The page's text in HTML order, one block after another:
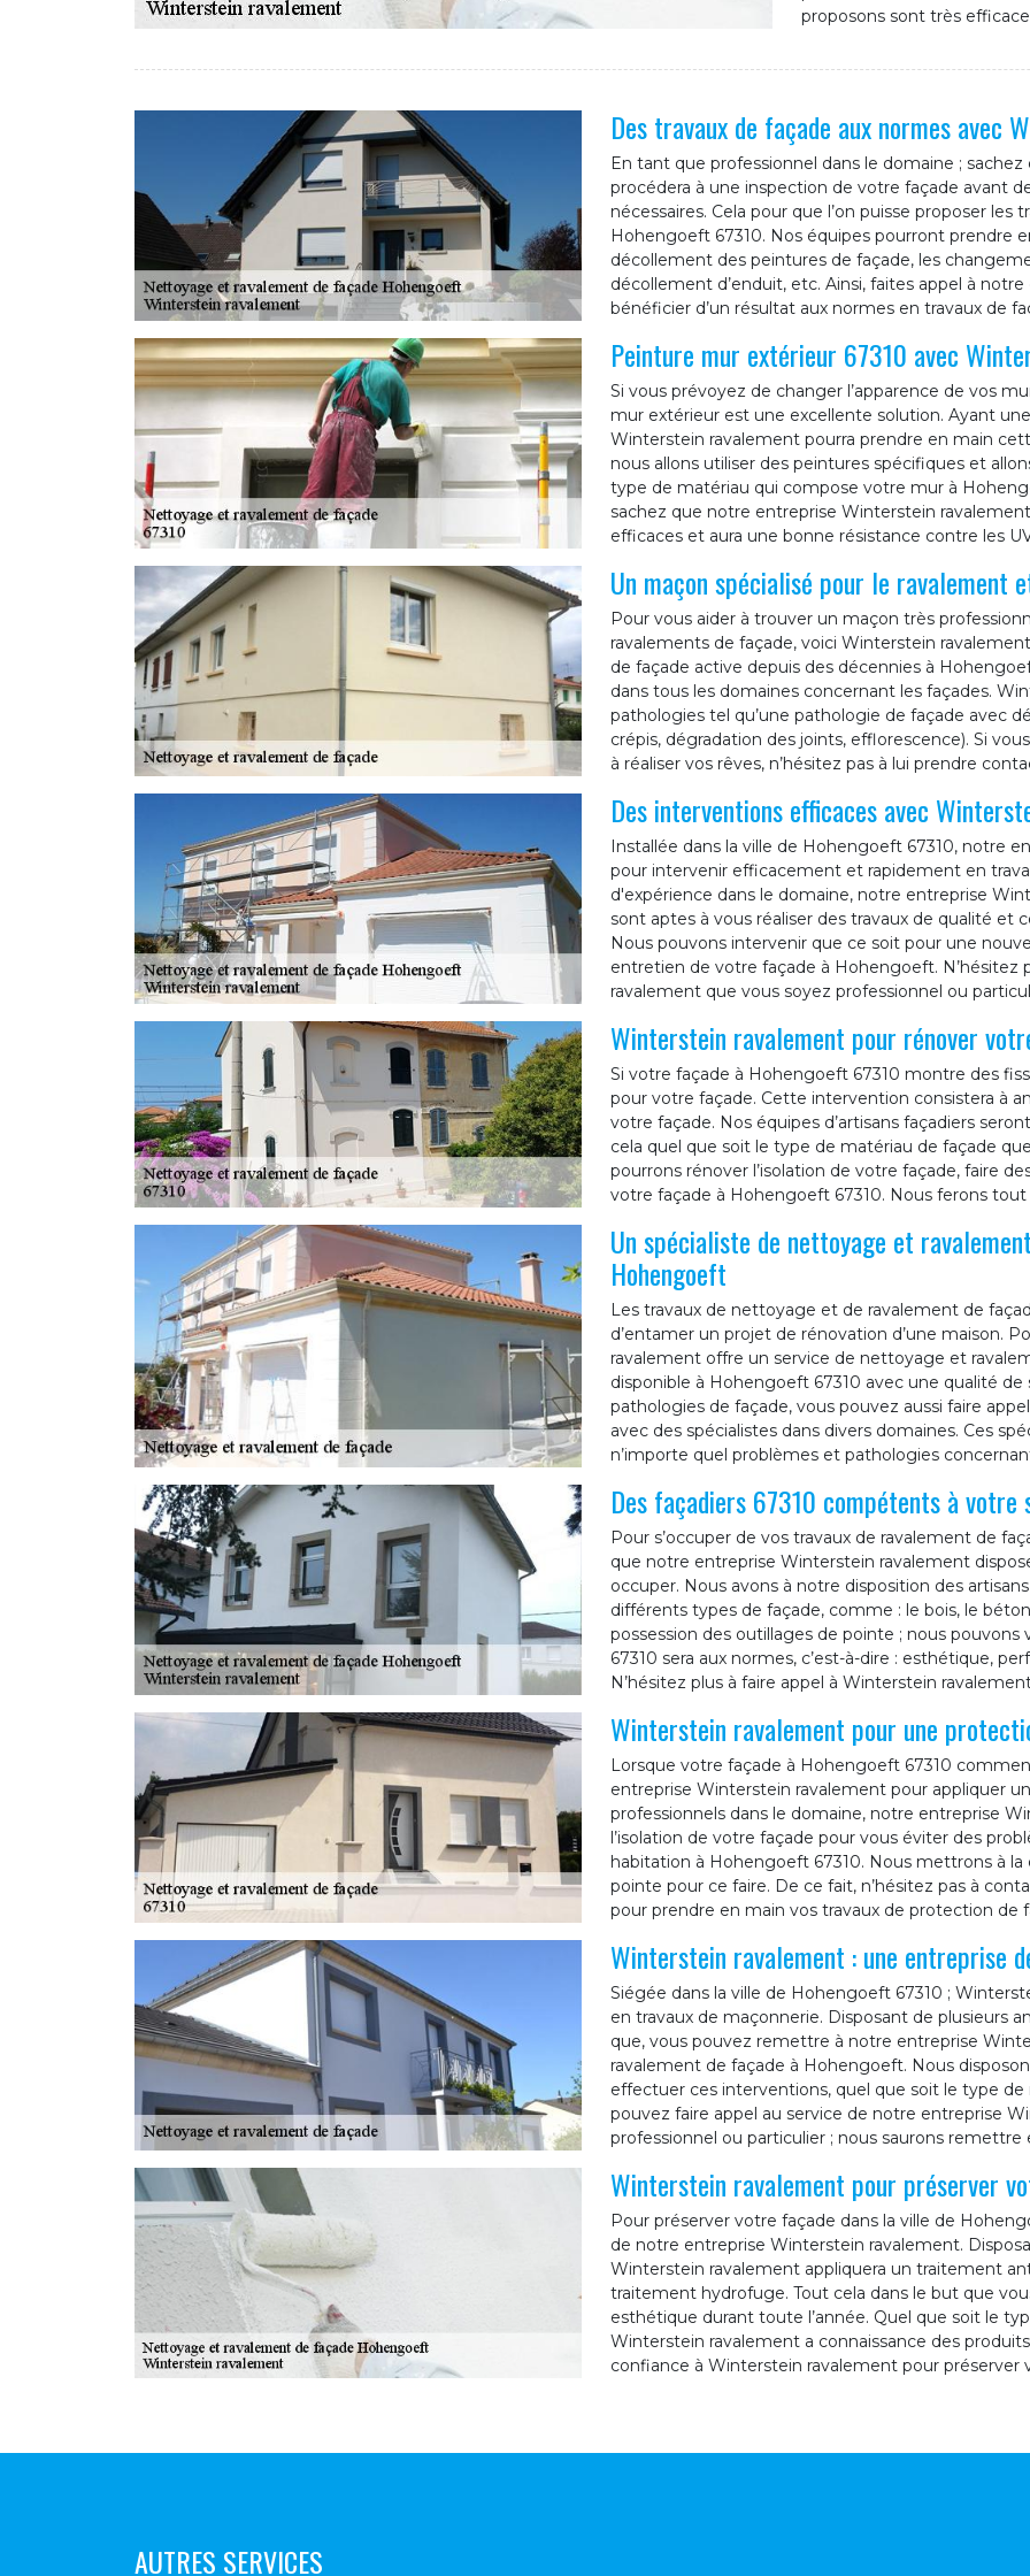
proposons sont très
Des travaux de façade aux normes avec
En tant que professionnel dans le domaine ;
procédera à une inspection de votre façade avant
nécessaires. Cela pour que l’on puisse proposer
Hohengoeft 67310. Nos équipes pourront prendre
décollement des peintures de façade, les
décollement d’enduit, etc. Ainsi, faites appel à
bénéficier d’un résultat aux normes en travaux de
Peinture mur extérieur 67310 avec
Si vous prévoyez de changer l’apparence de vos
mur extérieur est une excellente solution. Ayant
Winterstein ravalement pourra prendre en main
nous allons utiliser des peintures spécifiques et
type de matériau qui compose votre mur à
sachez que notre entreprise Winterstein
efficaces et aura une bonne résistance contre les
Un maçon spécialisé pour le
Pour vous aider à trouver un maçon très
ravalements de façade, voici Winterstein
de façade active depuis des décennies à
dans tous les domaines concernant les façades.
pathologies tel qu’une pathologie de façade avec
crépis, dégradation des joints, efflorescence). Si
à réaliser vos rêves, n’hésitez pas à lui prendre
Des interventions efficaces avec
Installée dans la ville de Hohengoeft 67310, notre
pour intervenir efficacement et rapidement en
d'expérience dans le domaine, notre entreprise
sont aptes à vous réaliser des travaux de qualité
Nous pouvons intervenir que ce soit pour une
entretien de votre façade à Hohengoeft. N’hésitez
ravalement que vous soyez professionnel ou
Winterstein ravalement pour rénover
Si votre façade à Hohengoeft 67310 montre des
pour votre façade. Cette intervention consistera à
votre façade. Nos équipes d’artisans façadiers
cela quel que soit le type de matériau de façade
pourrons rénover l’isolation de votre façade, faire
votre façade à Hohengoeft 67310. Nous ferons
Un spécialiste de nettoyage et
Hohengoeft
Les travaux de nettoyage et de ravalement de
d’entamer un projet de rénovation d’une maison.
ravalement offre un service de nettoyage et
disponible à Hohengoeft 67310 avec une qualité
pathologies de façade, vous pouvez aussi faire
avec des spécialistes dans divers domaines. Ces
n’importe quel problèmes et pathologies
Des façadiers 67310 compétents à votre
Pour s’occuper de vos travaux de ravalement de
que notre entreprise Winterstein ravalement
occuper. Nous avons à notre disposition des
différents types de façade, comme : le bois, le
possession des outillages de pointe ; nous
67310 sera aux normes, c’est-à-dire : esthétique,
N’hésitez plus à faire appel à Winterstein
Winterstein ravalement pour une
Lorsque votre façade à Hohengoeft 67310
entreprise Winterstein ravalement pour appliquer
professionnels dans le domaine, notre entreprise
l’isolation de votre façade pour vous éviter des
habitation à Hohengoeft 67310. Nous mettrons à
pointe pour ce faire. De ce fait, n’hésitez pas à
pour prendre en main vos travaux de protection de
Winterstein ravalement : une entreprise
Siégée dans la ville de Hohengoeft 67310 ;
en travaux de maçonnerie. Disposant de plusieurs
que, vous pouvez remettre à notre entreprise
ravalement de façade à Hohengoeft. Nous
effectuer ces interventions, quel que soit le type
pouvez faire appel au service de notre entreprise
professionnel ou particulier ; nous saurons
Winterstein ravalement pour préserver
Pour préserver votre façade dans la ville de
de notre entreprise Winterstein ravalement.
Winterstein ravalement appliquera un traitement
traitement hydrofuge. Tout cela dans le but que
esthétique durant toute l’année. Quel que soit le
Winterstein ravalement a connaissance des
confiance à Winterstein ravalement pour préserver
AUTRES SERVICES